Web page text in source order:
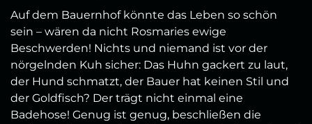
Auf dem Bauernhof könnte das Leben so schön
sein – wären da nicht Rosmaries ewige
Beschwerden! Nichts und niemand ist vor der
nörgelnden Kuh sicher: Das Huhn gackert zu laut,
der Hund schmatzt, der Bauer hat keinen Stil und
der Goldfisch? Der trägt nicht einmal eine
Badehose! Genug ist genug, beschließen die